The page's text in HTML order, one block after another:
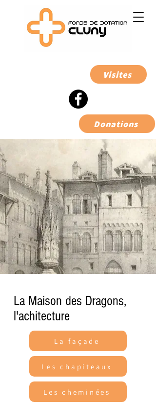
Visites
Donations
La Maison des Dragons,
l'achitecture
La façade
Les chapiteaux
Les cheminées